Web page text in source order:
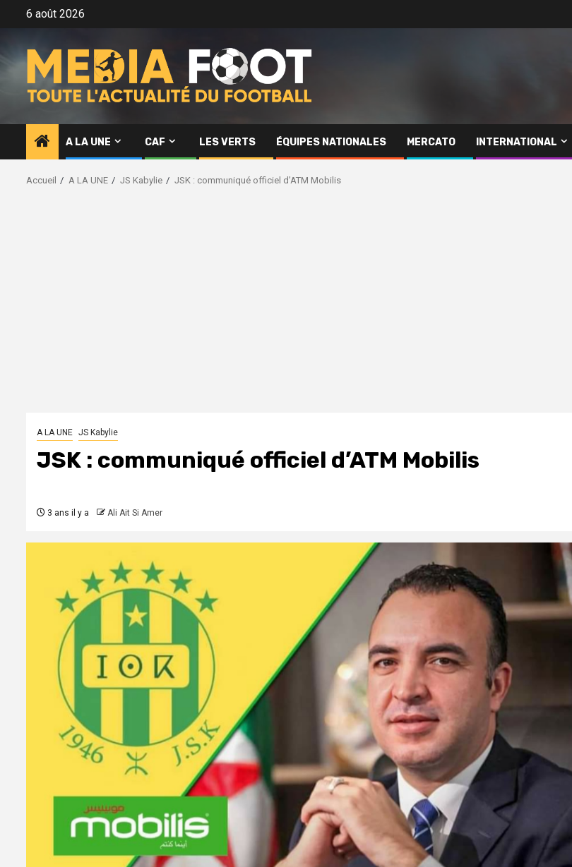
6 août 2026
A LA UNE CAF LES VERTS ÉQUIPES NATIONALES MERCATO INTERNATIONAL
Accueil A LA UNE JS Kabylie JSK : communiqué officiel d’ATM Mobilis
A LA UNE JS Kabylie
JSK : communiqué officiel d’ATM Mobilis
3 ans il y a Ali Ait Si Amer